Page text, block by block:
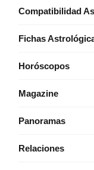
Compatibilidad
Fichas
Horóscopos
Magazine
Panoramas
Relaciones